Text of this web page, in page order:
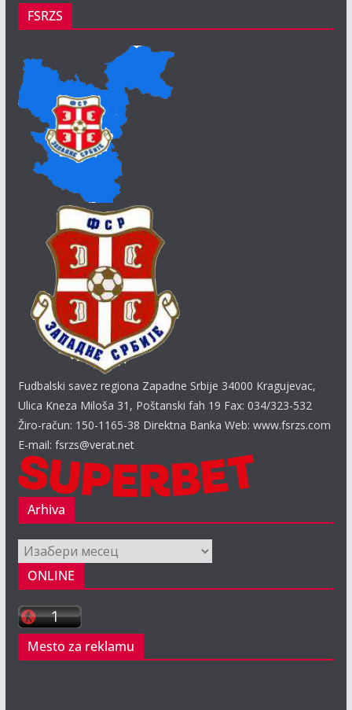
FSRZS
Fudbalski savez regiona Zapadne Srbije 34000 Kragujevac,
Ulica Kneza Miloša 31, Poštanski fah 19 Fax: 034/323-532
Žiro-račun: 150-1165-38 Direktna Banka Web: www.fsrzs.com
E-mail: fsrzs@verat.net
Arhiva
Arhiva
ONLINE
Mesto za reklamu